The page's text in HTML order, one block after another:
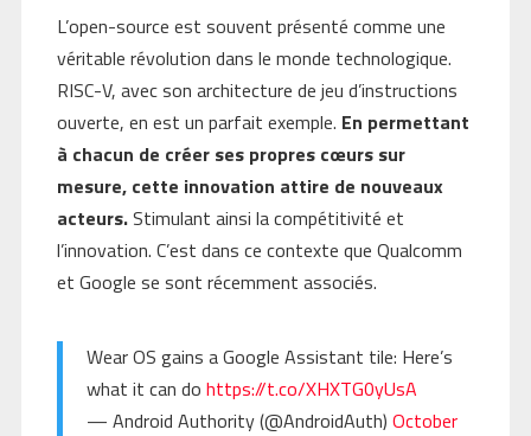
L’open-source est souvent présenté comme une
véritable révolution dans le monde technologique.
RISC-V, avec son architecture de jeu d’instructions
ouverte, en est un parfait exemple. En permettant
à chacun de créer ses propres cœurs sur
mesure, cette innovation attire de nouveaux
acteurs.Stimulant ainsi la compétitivité et
l’innovation. C’est dans ce contexte que Qualcomm
et Google se sont récemment associés.
Wear OS gains a Google Assistant tile: Here’s
what it can do https://t.co/XHXTG0yUsA
— Android Authority (@AndroidAuth) October